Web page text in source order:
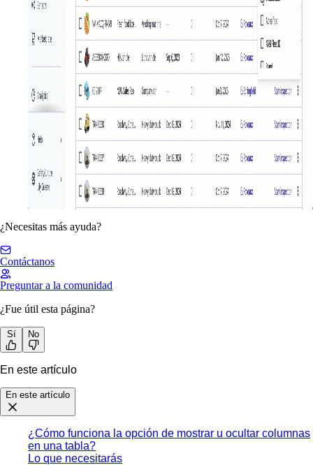
¿Necesitas más ayuda?
Contáctanos
Preguntar a la comunidad
¿Fue útil esta página?
Sí No
En este artículo
En este artículo
¿Cómo funciona la opción de mostrar u ocultar columnas
en una tabla?
Lo que necesitarás